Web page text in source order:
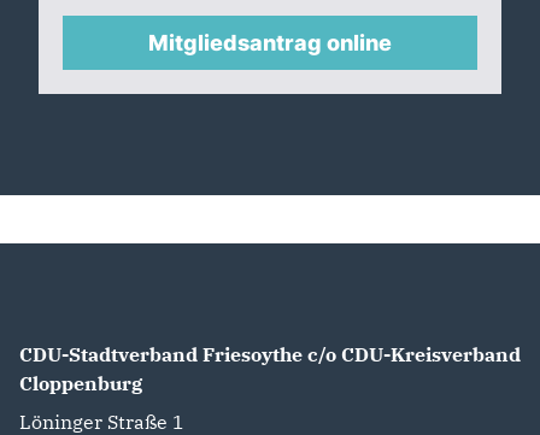
Mitgliedsantrag online
CDU-Stadtverband Friesoythe c/o CDU-Kreisverband
Cloppenburg
Löninger Straße 1